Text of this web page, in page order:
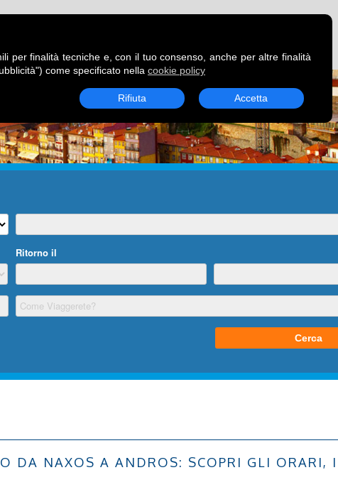
DA NAXOS A ANDROS: SCOPRI GLI ORARI,
per finalità tecniche e, con il tuo consenso, anche per altre finalità
come specificato nella cookie policy
Rifiuta Accetta